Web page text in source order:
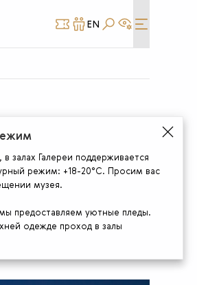
КУПИТЬ
СТАТЬ
EN
залах Галереи поддерживается
режим: +18-20°С. Просим вас
музея.
предоставляем уютные пледы.
одежде проход в залы